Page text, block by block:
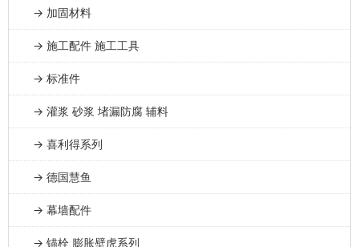
→ 加固材料
→ 施工配件 施工工具
→ 标准件
→ 灌浆 砂浆 堵漏防腐 辅料
→ 喜利得系列
→ 德国慧鱼
→ 幕墙配件
→ 锚栓 膨胀壁虎系列